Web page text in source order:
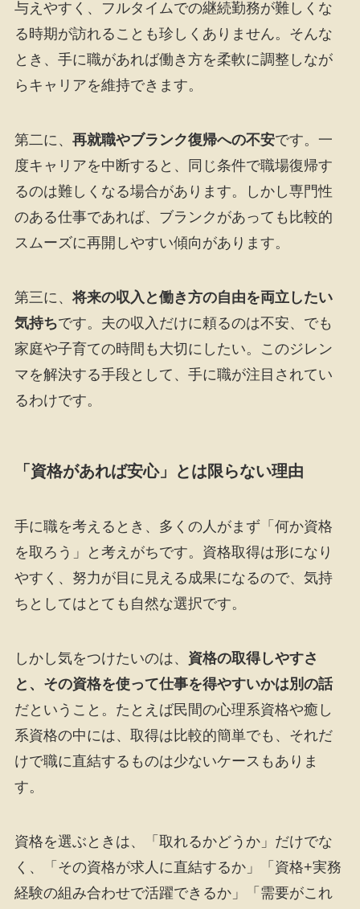
与えやすく、フルタイムでの継続勤務が難しくな
る時期が訪れることも珍しくありません。そんな
とき、手に職があれば働き方を柔軟に調整しなが
らキャリアを維持できます。
第二に、 再就職やブランク復帰への不安です。一
度キャリアを中断すると、同じ条件で職場復帰す
るのは難しくなる場合があります。しかし専門性
のある仕事であれば、ブランクがあっても比較的
スムーズに再開しやすい傾向があります。
第三に、 将来の収入と働き方の自由を両立したい
気持ちです。夫の収入だけに頼るのは不安、でも
家庭や子育ての時間も大切にしたい。このジレン
マを解決する手段として、手に職が注目されてい
るわけです。
「資格があれば安心」とは限らない理由
手に職を考えるとき、多くの人がまず「何か資格
を取ろう」と考えがちです。資格取得は形になり
やすく、努力が目に見える成果になるので、気持
ちとしてはとても自然な選択です。
しかし気をつけたいのは、 資格の取得しやすさ
と、その資格を使って仕事を得やすいかは別の話
だということ。たとえば民間の心理系資格や癒し
系資格の中には、取得は比較的簡単でも、それだ
けで職に直結するものは少ないケースもありま
す。
資格を選ぶときは、「取れるかどうか」だけでな
く、「その資格が求人に直結するか」「資格+実務
経験の組み合わせで活躍できるか」「需要がこれ